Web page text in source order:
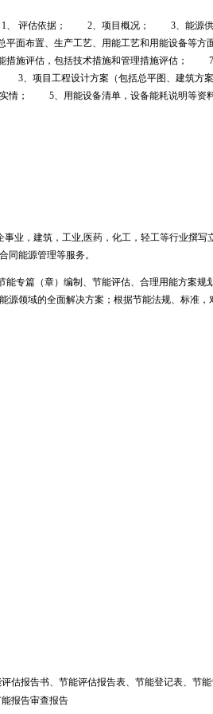
评估依据； 2、项目概况； 3、能源供应
面布置、生产工艺、用能工艺和用能设备等
措施评估，包括技术措施和管理措施评
项目工程设计方案（包括总平图、建筑方
实情； 5、用能设备清单，设备能耗说明
事业，建筑，工业,医药，化工，轻工等行业撰写
同能源管理等服务。
专篇（章）编制、节能评估、合理用能方案
源领域的全面解决方案；根据节能法规、标准
估报告书、节能评估报告表、节能登记表、节能
报告审查报告